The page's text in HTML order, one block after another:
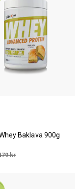
Baklava 900g
kr